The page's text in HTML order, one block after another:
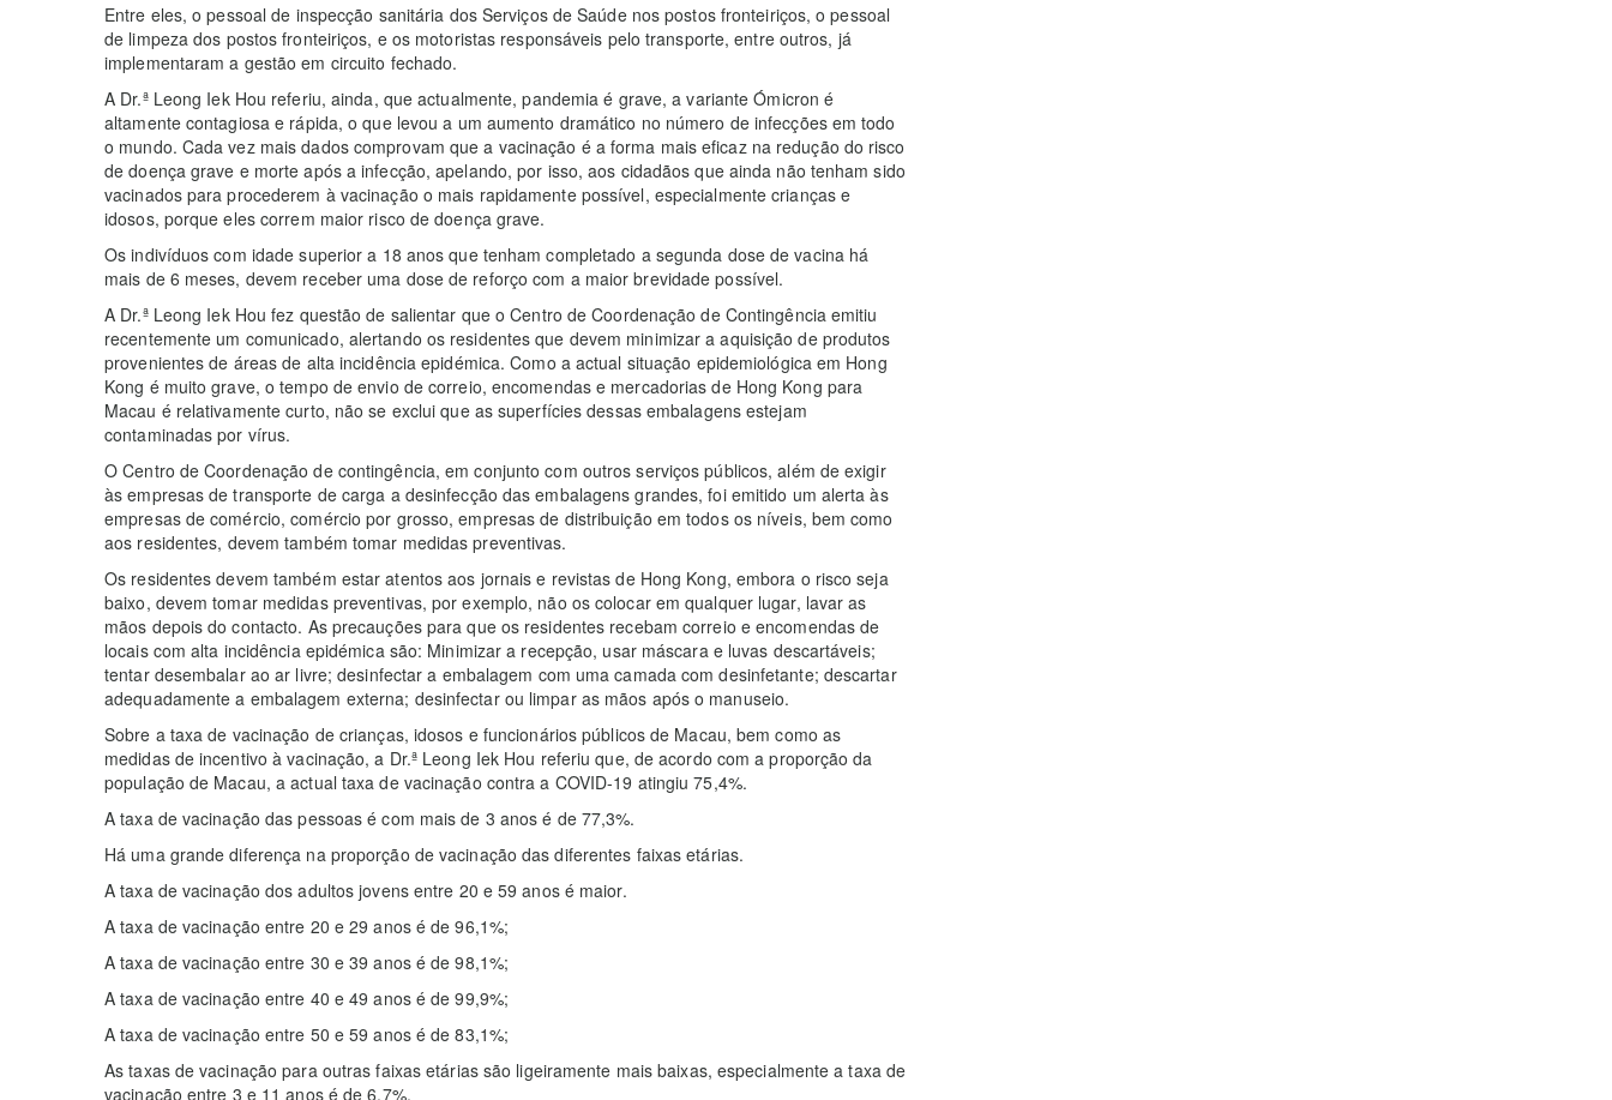
Entre eles, o pessoal de inspecção sanitária dos Serviços de Saúde nos postos fronteiriços, o pessoal
de limpeza dos postos fronteiriços, e os motoristas responsáveis ​​pelo transporte, entre outros, já
implementaram a gestão em circuito fechado.
A Dr.ª Leong Iek Hou referiu, ainda, que actualmente, pandemia é grave, a variante Ómicron é
altamente contagiosa e rápida, o que levou a um aumento dramático no número de infecções em todo
o mundo. Cada vez mais dados comprovam que a vacinação é a forma mais eficaz na redução do risco
de doença grave e morte após a infecção, apelando, por isso, aos cidadãos que ainda não tenham sido
vacinados para procederem à vacinação o mais rapidamente possível, especialmente crianças e
idosos, porque eles correm maior risco de doença grave.
Os indivíduos com idade superior a 18 anos que tenham completado a segunda dose de vacina há
mais de 6 meses, devem receber uma dose de reforço com a maior brevidade possível.
A Dr.ª Leong Iek Hou fez questão de salientar que o Centro de Coordenação de Contingência emitiu
recentemente um comunicado, alertando os residentes que devem minimizar a aquisição de produtos
provenientes de áreas de alta incidência epidémica. Como a actual situação epidemiológica em Hong
Kong é muito grave, o tempo de envio de correio, encomendas e mercadorias de Hong Kong para
Macau é relativamente curto, não se exclui que as superfícies dessas embalagens estejam
contaminadas por vírus.
O Centro de Coordenação de contingência, em conjunto com outros serviços públicos, além de exigir
às empresas de transporte de carga a desinfecção das embalagens grandes, foi emitido um alerta às
empresas de comércio, comércio por grosso, empresas de distribuição em todos os níveis, bem como
aos residentes, devem também tomar medidas preventivas.
Os residentes devem também estar atentos aos jornais e revistas de Hong Kong, embora o risco seja
baixo, devem tomar medidas preventivas, por exemplo, não os colocar em qualquer lugar, lavar as
mãos depois do contacto. As precauções para que os residentes recebam correio e encomendas de
locais com alta incidência epidémica são: Minimizar a recepção, usar máscara e luvas descartáveis;
tentar desembalar ao ar livre; desinfectar a embalagem com uma camada com desinfetante; descartar
adequadamente a embalagem externa; desinfectar ou limpar as mãos após o manuseio.
Sobre a taxa de vacinação de crianças, idosos e funcionários públicos de Macau, bem como as
medidas de incentivo à vacinação, a Dr.ª Leong Iek Hou referiu que, de acordo com a proporção da
população de Macau, a actual taxa de vacinação contra a COVID-19 atingiu 75,4%.
A taxa de vacinação das pessoas é com mais de 3 anos é de 77,3%.
Há uma grande diferença na proporção de vacinação das diferentes faixas etárias.
A taxa de vacinação dos adultos jovens entre 20 e 59 anos é maior.
A taxa de vacinação entre 20 e 29 anos é de 96,1%;
A taxa de vacinação entre 30 e 39 anos é de 98,1%;
A taxa de vacinação entre 40 e 49 anos é de 99,9%;
A taxa de vacinação entre 50 e 59 anos é de 83,1%;
As taxas de vacinação para outras faixas etárias são ligeiramente mais baixas, especialmente a taxa de
vacinação entre 3 e 11 anos é de 6,7%,